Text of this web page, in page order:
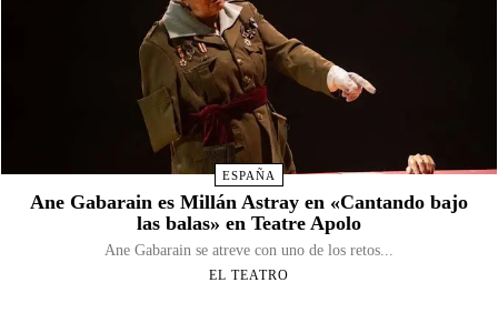
ESPAÑA
Ane Gabarain es Millán Astray en «Cantando bajo
las balas» en Teatre Apolo
Ane Gabarain se atreve con uno de los retos...
EL TEATRO